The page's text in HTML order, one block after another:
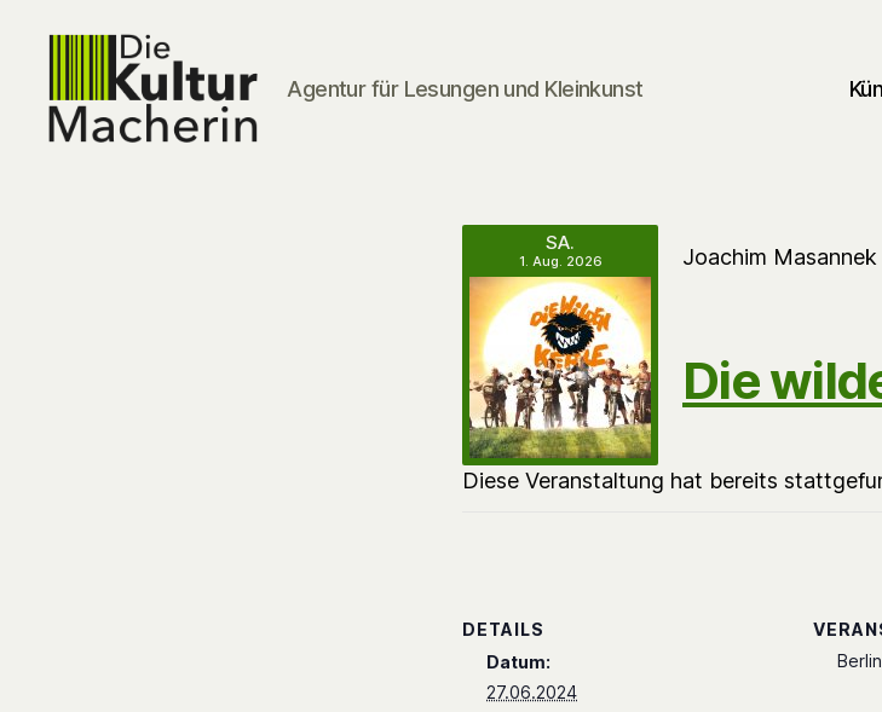
Agentur für Lesungen und Kleinkunst
SA.
1. Aug. 2026 Joachim Masannek
Die
Diese Veranstaltung hat bereits
DETAILS
Datum:
27.06.2024
Berlin